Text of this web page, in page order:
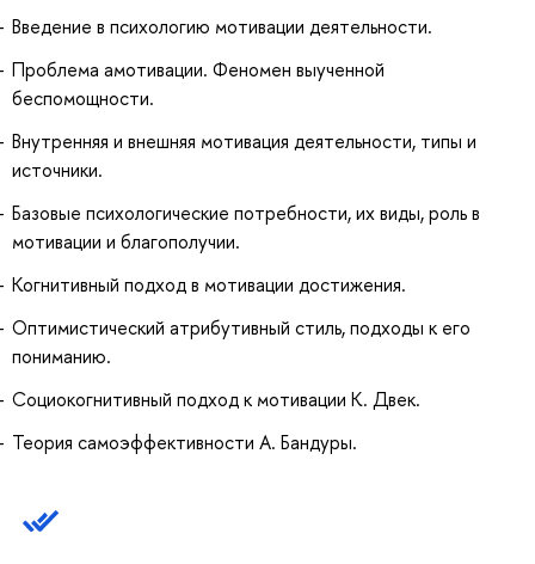
Введение в психологию мотивации деятельности.
Проблема амотивации. Феномен выученной
беспомощности.
Внутренняя и внешняя мотивация деятельности, типы и
источники.
Базовые психологические потребности, их виды, роль в
мотивации и благополучии.
Когнитивный подход в мотивации достижения.
Оптимистический атрибутивный стиль, подходы к его
пониманию.
Социокогнитивный подход к мотивации К. Двек.
Теория самоэффективности А. Бандуры.